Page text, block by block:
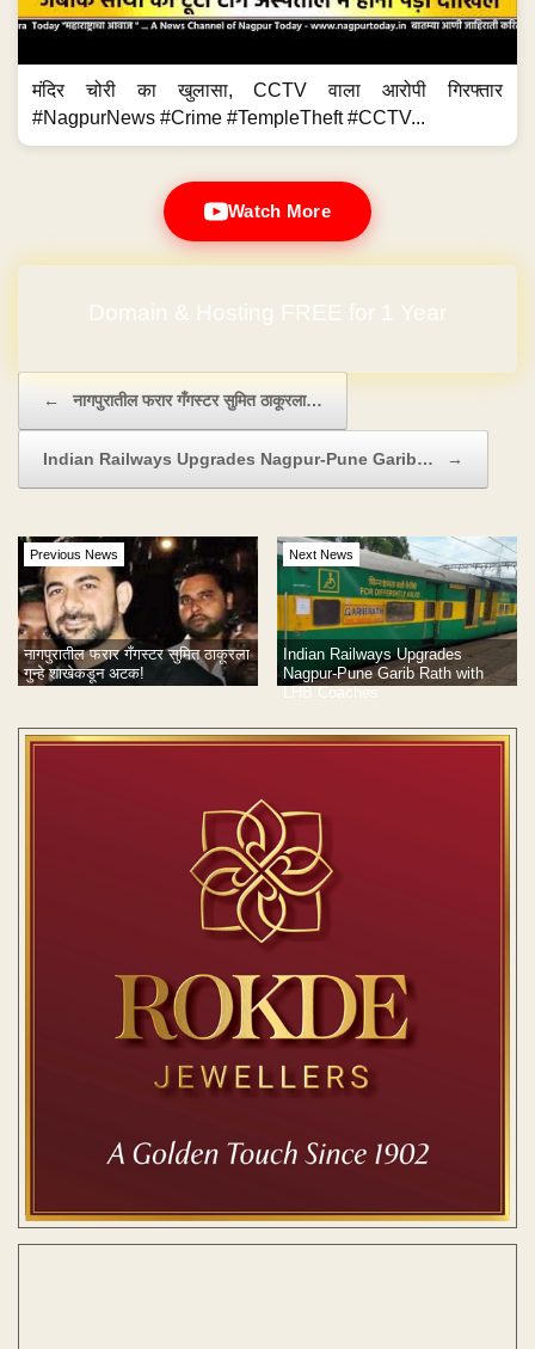
मंदिर चोरी का खुलासा, CCTV वाला आरोपी गिरफ्तार
#NagpurNews #Crime #TempleTheft #CCTV...
Watch More
Domain & Hosting FREE for 1 Year
← नागपुरातील फरार गँगस्टर सुमित ठाकूरला…
Indian Railways Upgrades Nagpur-Pune Garib… →
Previous News
नागपुरातील फरार गँगस्टर सुमित ठाकूरला
गुन्हे शाखेकडून अटक!
Next News
Indian Railways Upgrades
Nagpur-Pune Garib Rath with
LHB Coaches